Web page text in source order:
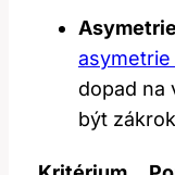
dopad na
být